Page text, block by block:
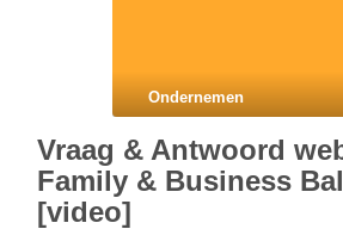
Ondernemen
Vraag & Antwoord
Family & Business
[video]